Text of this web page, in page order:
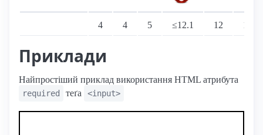
4 4 5 ≤12.1 12 10
Приклади
Найпростіший приклад використання HTML атрибута
required теґа <input>